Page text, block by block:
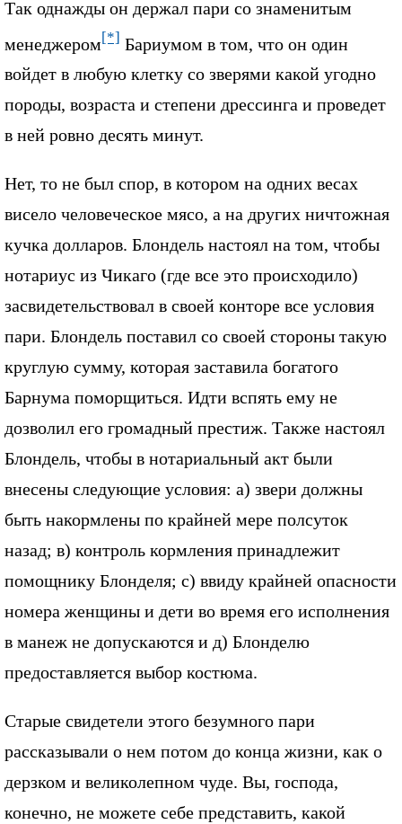
Так однажды он держал пари со знаменитым
менеджером[*] Бариумом в том, что он один
войдет в любую клетку со зверями какой угодно
породы, возраста и степени дрессинга и проведет
в ней ровно десять минут.
Нет, то не был спор, в котором на одних весах
висело человеческое мясо, а на других ничтожная
кучка долларов. Блондель настоял на том, чтобы
нотариус из Чикаго (где все это происходило)
засвидетельствовал в своей конторе все условия
пари. Блондель поставил со своей стороны такую
круглую сумму, которая заставила богатого
Барнума поморщиться. Идти вспять ему не
дозволил его громадный престиж. Также настоял
Блондель, чтобы в нотариальный акт были
внесены следующие условия: а) звери должны
быть накормлены по крайней мере полсуток
назад; в) контроль кормления принадлежит
помощнику Блонделя; с) ввиду крайней опасности
номера женщины и дети во время его исполнения
в манеж не допускаются и д) Блонделю
предоставляется выбор костюма.
Старые свидетели этого безумного пари
рассказывали о нем потом до конца жизни, как о
дерзком и великолепном чуде. Вы, господа,
конечно, не можете себе представить, какой